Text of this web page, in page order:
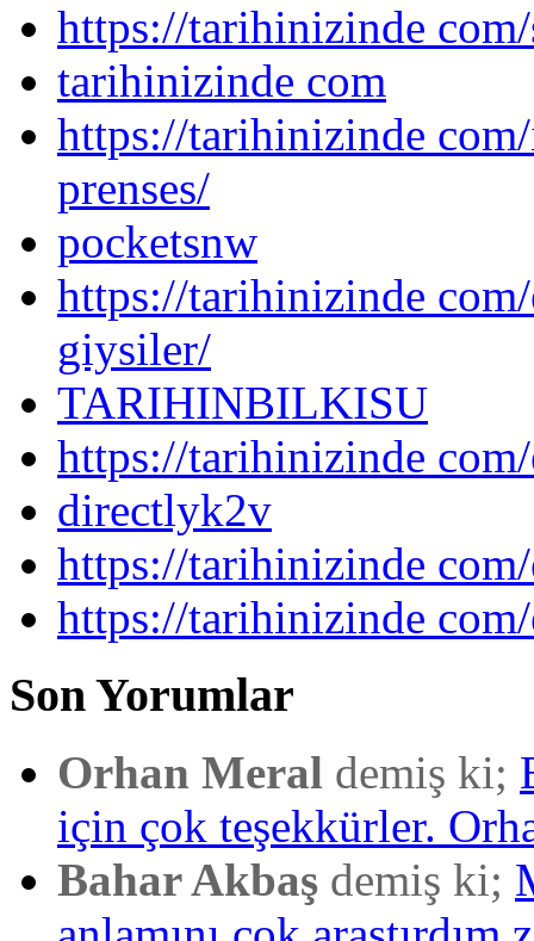
https://tarihinizinde
tarihinizinde com
https://tarihinizinde
prenses/
pocketsnw
https://tarihinizinde
giysiler/
TARIHINBILKISU
https://tarihinizinde
directlyk2v
https://tarihinizinde
https://tarihinizinde
Son Yorumlar
Orhan Meral demiş ki;
için çok teşekkürler.
Bahar Akbaş demiş ki;